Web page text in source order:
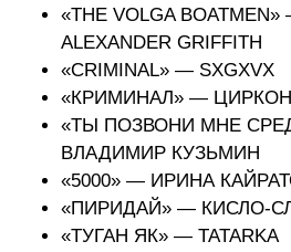
«THE VOLGA
ALEXANDER GRIFFITH
«CRIMINAL» — SXGXVX
«КРИМИНАЛ» —
«ТЫ ПОЗВОНИ МНЕ
ВЛАДИМИР КУЗЬМИН
«5000» — ИРИНА
«ПИРИДАЙ» — КИСЛО-
«ТУГАН ЯК» — TATARKA